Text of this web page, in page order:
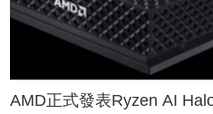
AMD正式發表Ryzen AI